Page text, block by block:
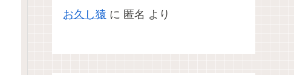
お久し猿 に 匿名 より